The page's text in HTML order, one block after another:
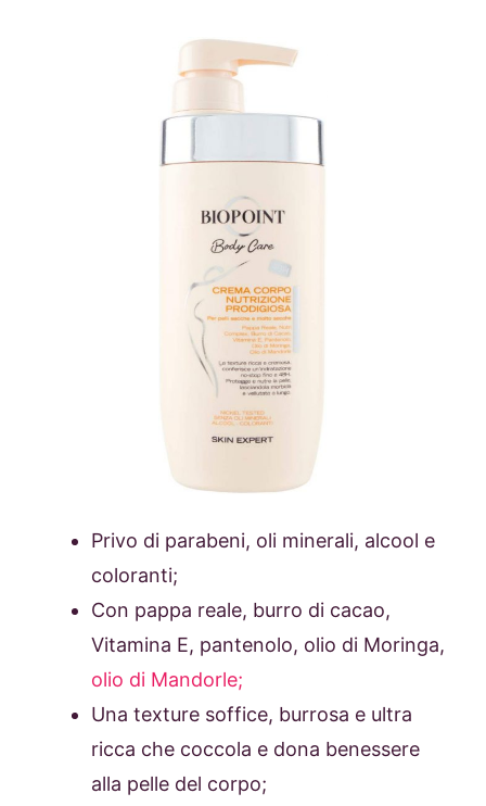
Privo di parabeni, oli minerali, alcool e
coloranti;
Con pappa reale, burro di cacao,
Vitamina E, pantenolo, olio di Moringa,
olio di Mandorle;
Una texture soffice, burrosa e ultra
ricca che coccola e dona benessere
alla pelle del corpo;